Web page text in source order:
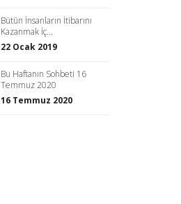
Bütün İnsanların İtibarını
Kazanmak İç...
22 Ocak 2019
Bu Haftanın Sohbeti 16
Temmuz 2020
16 Temmuz 2020